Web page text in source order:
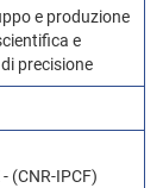
e produzione
e
precisione
- (CNR-IPCF)